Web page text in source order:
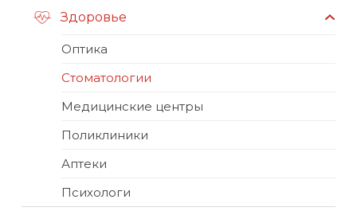
Здоровье
Оптика
Стоматологии
Медицинские центры
Поликлиники
Аптеки
Психологи